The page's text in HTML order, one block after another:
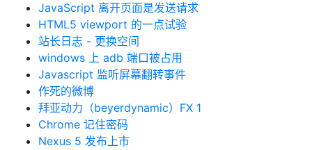
JavaScript 离开页面是发送请求
HTML5 viewport 的一点试验
站长日志 - 更换空间
windows 上 adb 端口被占用
Javascript 监听屏幕翻转事件
作死的微博
拜亚动力（beyerdynamic）FX 1
Chrome 记住密码
Nexus 5 发布上市